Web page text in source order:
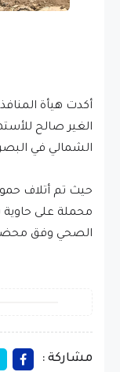
أكدت هيأة
الغير صالح
الشمالي في
الصحي وفق محضر
مشاركة :